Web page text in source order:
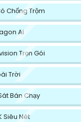
Chống Trộm
Ai
Trọn Gói
Trời
Bán Chạy
Siêu Nét